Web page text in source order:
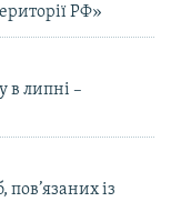
РФ»
в липні –
із